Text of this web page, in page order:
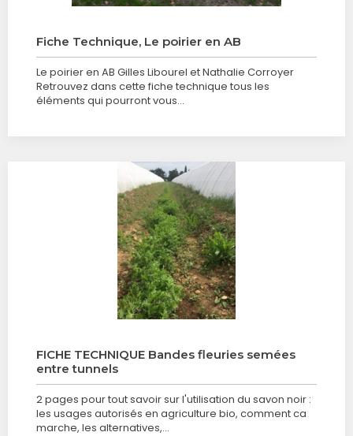
Fiche Technique, Le poirier en AB
Le poirier en AB Gilles Libourel et Nathalie Corroyer
Retrouvez dans cette fiche technique tous les
éléments qui pourront vous…
FICHE TECHNIQUE Bandes fleuries semées
entre tunnels
2 pages pour tout savoir sur l'utilisation du savon noir :
les usages autorisés en agriculture bio, comment ca
marche, les alternatives,...